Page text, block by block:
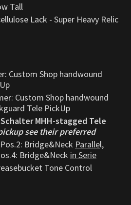
Tall
Lack - Super Heavy Relic
Custom Shop handwound
Custom Shop handwound
Tele PickUp
MHH-stagged Tele
see their preferred
Bridge&Neck Parallel,
Bridge&Neck in Serie
Tone Control